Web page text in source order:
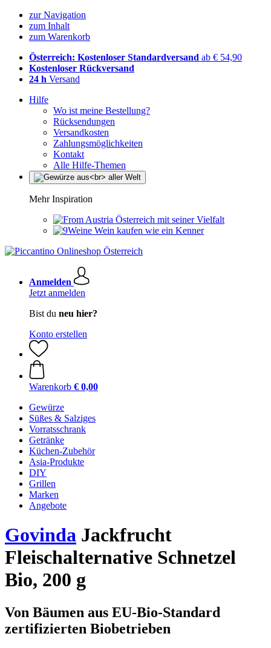
zur Navigation
zum Inhalt
zum Warenkorb
Österreich: Kostenloser Standardversand ab € 54,90
Kostenloser Rückversand
24 h Versand
Hilfe
Wo ist meine Bestellung?
Rücksendungen
Versandkosten
Zahlungsmöglichkeiten
Kontakt
Alle Hilfe-Themen
Mehr Inspiration
Österreich mit seiner Vielfalt
Wein kaufen wie ein Kenner
Anmelden
Jetzt anmelden
Bist du neu hier?
Konto erstellen
Warenkorb € 0,00
Gewürze
Süßes & Salziges
Vorratsschrank
Getränke
Küchen-Zubehör
Asia-Produkte
DIY
Grillen
Marken
Angebote
Govinda Jackfrucht
Fleischalternative Schnetzel
Bio, 200 g
Von Bäumen aus EU-Bio-Standard
zertifizierten Biobetrieben